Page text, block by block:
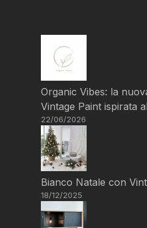
Organic Vibes: la
Vintage Paint ispirata
22/06/2026
Bianco Natale con
18/12/2025